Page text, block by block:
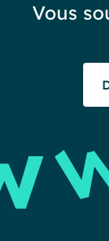
Vous